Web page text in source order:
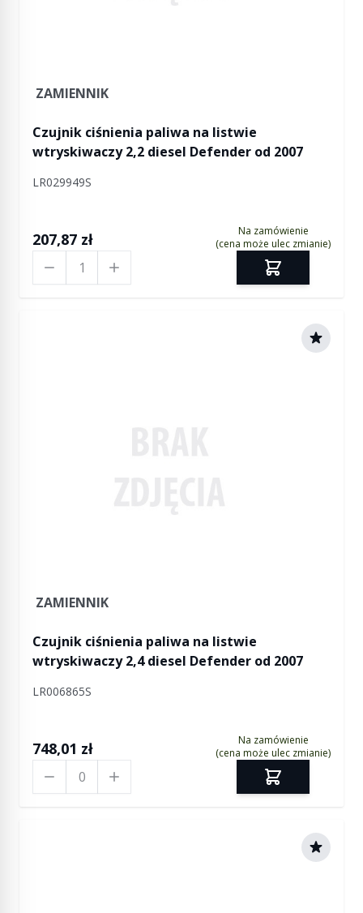
ZAMIENNIK
Czujnik ciśnienia paliwa na listwie
wtryskiwaczy 2,2 diesel Defender od 2007
LR029949S
207,87 zł
Na zamówienie
(cena może ulec zmianie)
ZAMIENNIK
Czujnik ciśnienia paliwa na listwie
wtryskiwaczy 2,4 diesel Defender od 2007
LR006865S
748,01 zł
Na zamówienie
(cena może ulec zmianie)